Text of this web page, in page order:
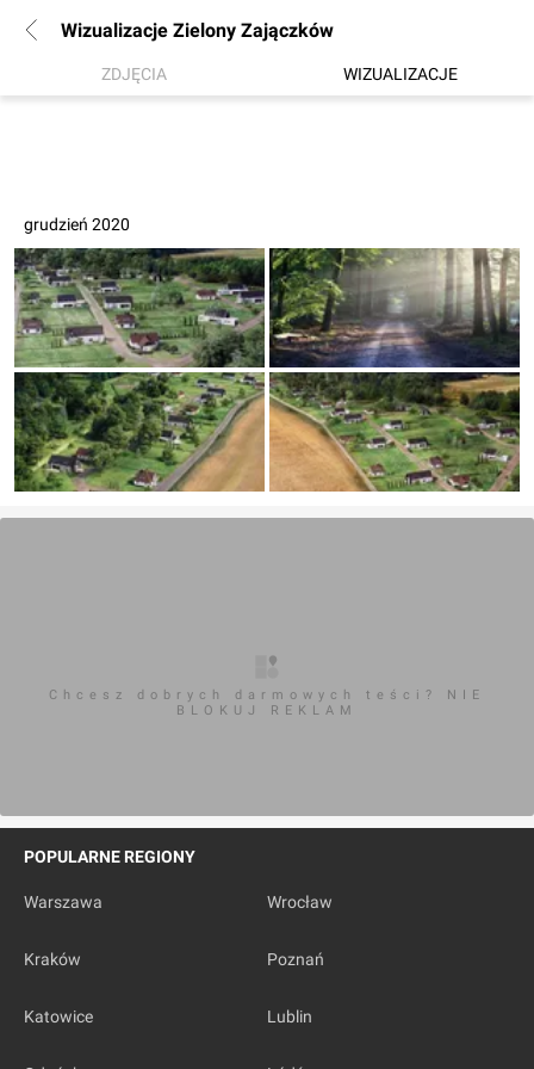
Wizualizacje Zielony Zajączków
ZDJĘCIA WIZUALIZACJE
grudzień 2020
Chcesz dobrych darmowych teści? NIE
BLOKUJ REKLAM
POPULARNE REGIONY
Warszawa Wrocław
Kraków Poznań
Katowice Lublin